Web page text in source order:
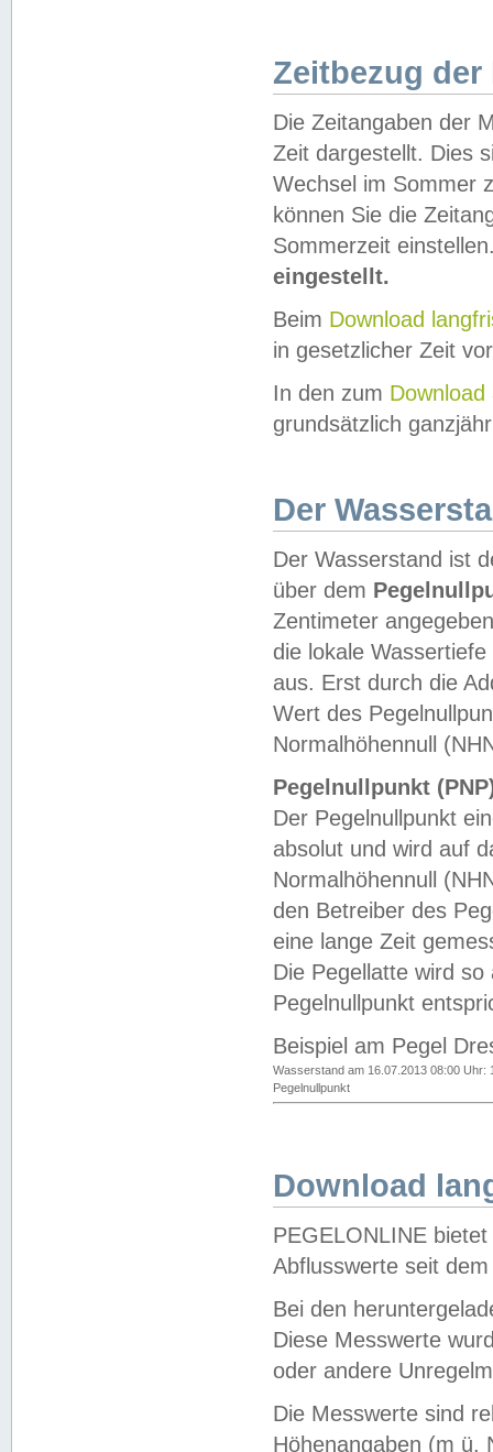
Zeitbezug der
Die Zeitangaben der
Zeit dargestellt. Dies
Wechsel im Sommer
können Sie die
Sommerzeit
eingestellt.
Beim Download
in gesetzlicher Zeit
In den zum Download
grundsätzlich
Der
Der Wasserstand ist
über dem
Zentimeter
die lokale
aus. Erst durch die
Wert des
Normalhöhennull
Pegelnullpunkt
Der Pegelnullpunkt
absolut und wird auf
Normalhöhennull
den Betreiber des
eine lange Zeit
Die Pegellatte wird
Pegelnullpunkt
Beispiel am Pegel
Wasserstand am 16.07.2013 08:00 Uhr:
Pegelnullpunkt
Download
PEGELONLINE
Abflusswerte seit
Bei den
Diese Messwerte
oder andere
Die Messwerte sind
Höhenangaben (m ü.